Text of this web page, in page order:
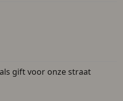
gift voor onze straat